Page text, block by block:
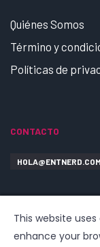
Quiénes Somos
Término y
Políticas de
CONTACTO
HOLA@ENTNERD.COM
This website
enhance your